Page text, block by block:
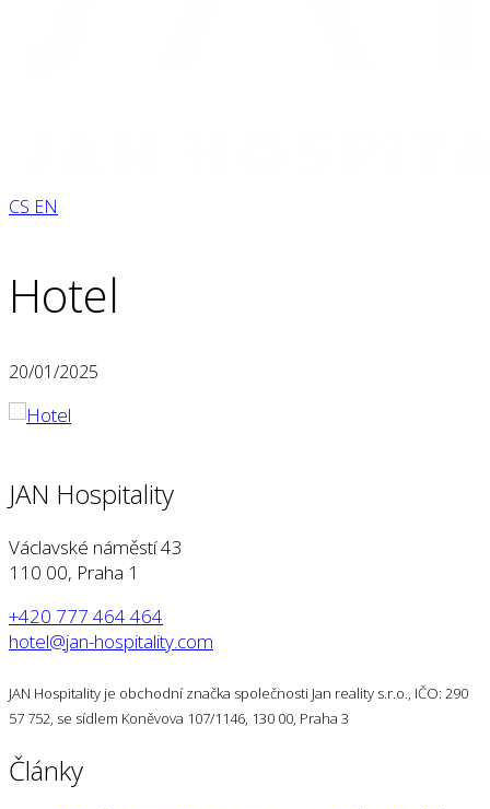
CS EN
Hotel
20/01/2025
JAN Hospitality
Václavské náměstí 43
110 00, Praha 1
+420 777 464 464
hotel@jan-hospitality.com
JAN Hospitality je obchodní značka společnosti Jan reality s.r.o., IČO: 290
57 752, se sídlem Koněvova 107/1146, 130 00, Praha 3
Články